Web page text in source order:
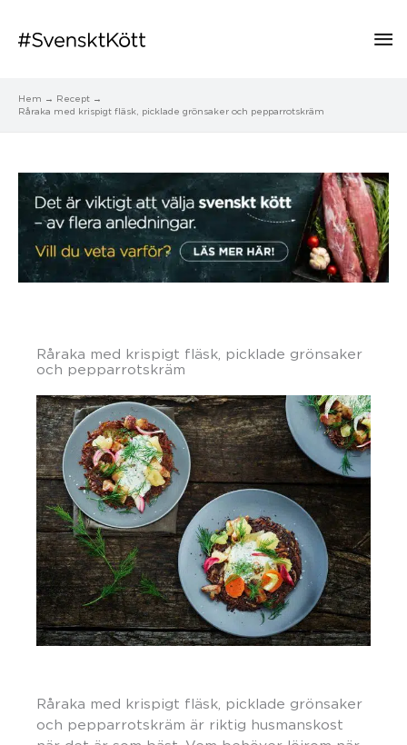
Hem
Recept
Råraka med krispigt fläsk, picklade grönsaker och pepparrotskräm
Råraka med krispigt fläsk, picklade grönsaker
och pepparrotskräm
Råraka med krispigt fläsk, picklade grönsaker
och pepparrotskräm är riktig husmanskost